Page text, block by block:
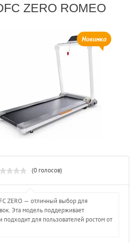
ZERO ROMEO
Новинка
(0 голосов)
ZERO — отличный выбор для
Эта модель поддерживает
подходит для пользователей ростом от